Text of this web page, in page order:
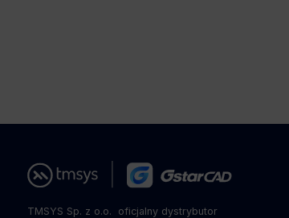
TMSYS Sp. z o.o. ­ oficjalny dystrybutor